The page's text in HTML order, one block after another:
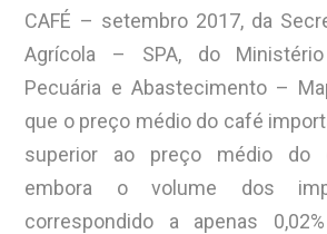
CAFÉ – setembro 2017, da
Agrícola – SPA, do
Pecuária e Abastecimento –
que o preço médio do café
superior ao preço médio do
embora o volume dos
correspondido a apenas